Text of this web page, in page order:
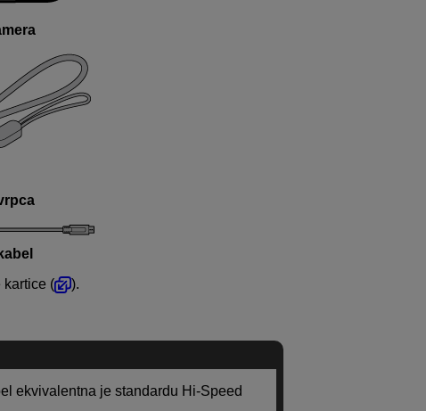
kartice (
).
ekvivalentna je standardu Hi-Speed